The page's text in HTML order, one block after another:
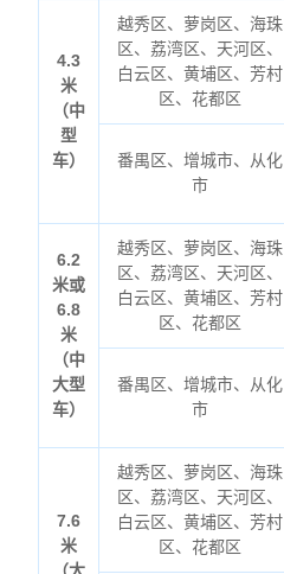
4.3
米
（中
型
车）
越秀区、萝岗区、海珠
区、荔湾区、天河区、
白云区、黄埔区、芳村
区、花都区
番禺区、增城市、从化
市
6.2
米或
6.8
米
（中
大型
车）
越秀区、萝岗区、海珠
区、荔湾区、天河区、
白云区、黄埔区、芳村
区、花都区
番禺区、增城市、从化
市
7.6
米
越秀区、萝岗区、海珠
区、荔湾区、天河区、
白云区、黄埔区、芳村
区、花都区